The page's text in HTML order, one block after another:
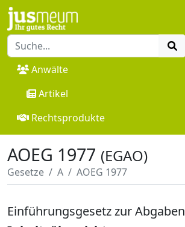
Anwälte
Artikel
Rechtsprodukte
AOEG 1977 (EGAO)
Gesetze A AOEG 1977
Einführungsgesetz zur